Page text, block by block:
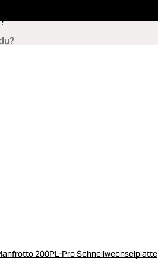
200PL-Pro Schnellwechselplatte